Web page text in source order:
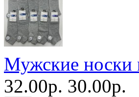
Мужские носки
32.00р. 30.00р.